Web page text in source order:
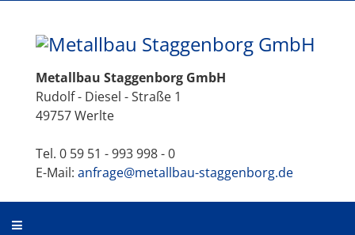
Metallbau Staggenborg GmbH
Rudolf - Diesel - Straße 1
49757 Werlte
Tel. 0 59 51 - 993 998 - 0
E-Mail: anfrage@metallbau-staggenborg.de